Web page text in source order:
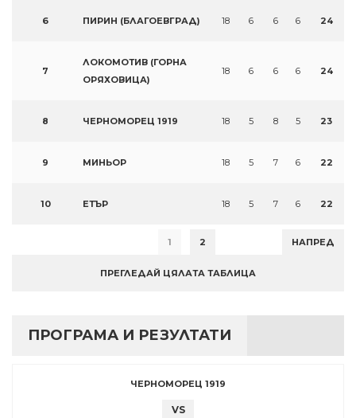
6 ПИРИН (БЛАГОЕВГРАД) 18 6 6 6 24
7
ЛОКОМОТИВ (ГОРНА
ОРЯХОВИЦА)
18 6 6 6 24
8 ЧЕРНОМОРЕЦ 1919 18 5 8 5 23
9 МИНЬОР 18 5 7 6 22
10 ЕТЪР 18 5 7 6 22
1 2 НАПРЕД
ПРЕГЛЕДАЙ ЦЯЛАТА ТАБЛИЦА
ПРОГРАМА И РЕЗУЛТАТИ
ЧЕРНОМОРЕЦ 1919
VS